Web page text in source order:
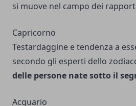
si muove nel campo dei
Capricorno
Testardaggine e tendenza a
secondo gli esperti dello
delle persone nate sotto il
Acquario